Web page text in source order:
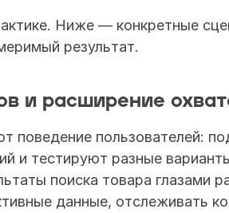
Ниже — конкретные
результат.
и расширение
поведение пользователей:
и тестируют разные
поиска товара глазами
данные, отслеживать